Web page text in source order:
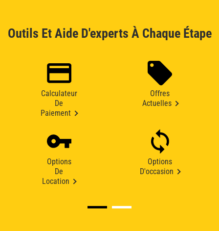
Outils Et Aide D'experts À Chaque Étape
Calculateur
De
Paiement
Offres
Actuelles
Options
De
Location
Options
D'occasion